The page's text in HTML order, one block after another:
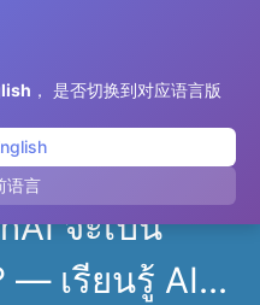
， 是否切换到对应语言版
语言
】AI ที่ถูก
จะเป็น
— เรียนรู้ AI